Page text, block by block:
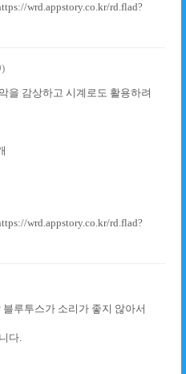
wrd.appstory.co.kr/rd.flad?
을 감상하고 시계로도 활용하려
wrd.appstory.co.kr/rd.flad?
루투스가 소리가 좋지 않아서
다.